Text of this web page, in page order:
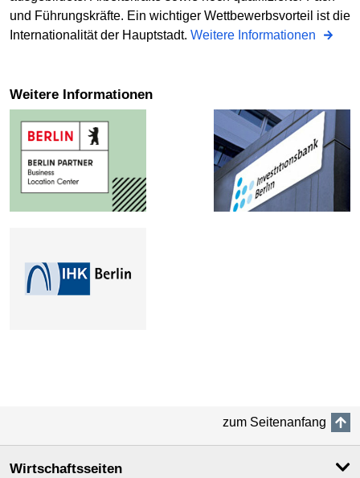
und Führungskräfte. Ein wichtiger Wettbewerbsvorteil ist die
Internationalität der Hauptstadt. Weitere Informationen
Weitere Informationen
zum Seitenanfang
Wirtschaftsseiten